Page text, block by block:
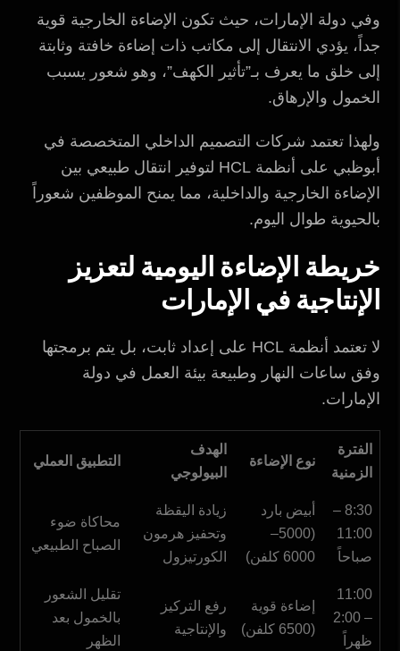
وفي دولة الإمارات، حيث تكون الإضاءة الخارجية قوية
جداً، يؤدي الانتقال إلى مكاتب ذات إضاءة خافتة وثابتة
إلى خلق ما يعرف بـ”تأثير الكهف”، وهو شعور يسبب
الخمول والإرهاق.
ولهذا تعتمد شركات التصميم الداخلي المتخصصة في
أبوظبي على أنظمة HCL لتوفير انتقال طبيعي بين
الإضاءة الخارجية والداخلية، مما يمنح الموظفين شعوراً
بالحيوية طوال اليوم.
خريطة الإضاءة اليومية لتعزيز
الإنتاجية في الإمارات
لا تعتمد أنظمة HCL على إعداد ثابت، بل يتم برمجتها
وفق ساعات النهار وطبيعة بيئة العمل في دولة
الإمارات.
الفترة
الزمنية
نوع الإضاءة
الهدف
البيولوجي
التطبيق العملي
8:30 –
11:00
صباحاً
أبيض بارد
(5000–
6000 كلفن)
زيادة اليقظة
وتحفيز هرمون
الكورتيزول
محاكاة ضوء
الصباح الطبيعي
11:00
– 2:00
ظهراً
إضاءة قوية
(6500 كلفن)
رفع التركيز
والإنتاجية
تقليل الشعور
بالخمول بعد
الظهر